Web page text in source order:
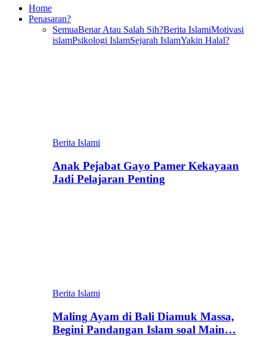
Home
Penasaran?
SemuaBenar Atau Salah Sih?Berita IslamiMotivasi
islamPsikologi IslamSejarah IslamYakin Halal?
Berita Islami
Anak Pejabat Gayo Pamer Kekayaan
Jadi Pelajaran Penting
Berita Islami
Maling Ayam di Bali Diamuk Massa,
Begini Pandangan Islam soal Main…